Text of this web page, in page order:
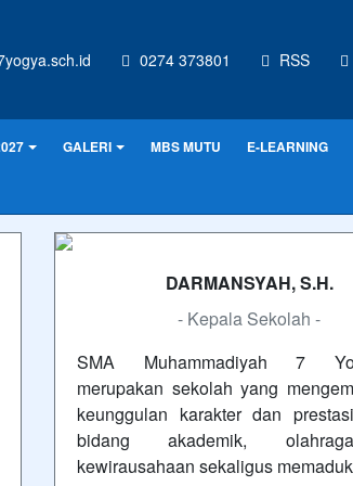
0274 373801 RSS
GALERI MBS MUTU E-LEARNING
DARMANSYAH, S.H.
- Kepala Sekolah -
SMA Muhammadiyah 7
merupakan sekolah yang
keunggulan karakter dan
bidang akademik,
kewirausahaan sekaligus